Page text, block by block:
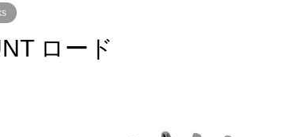
ロード